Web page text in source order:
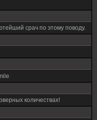
срач по этому поводу.
количествах!